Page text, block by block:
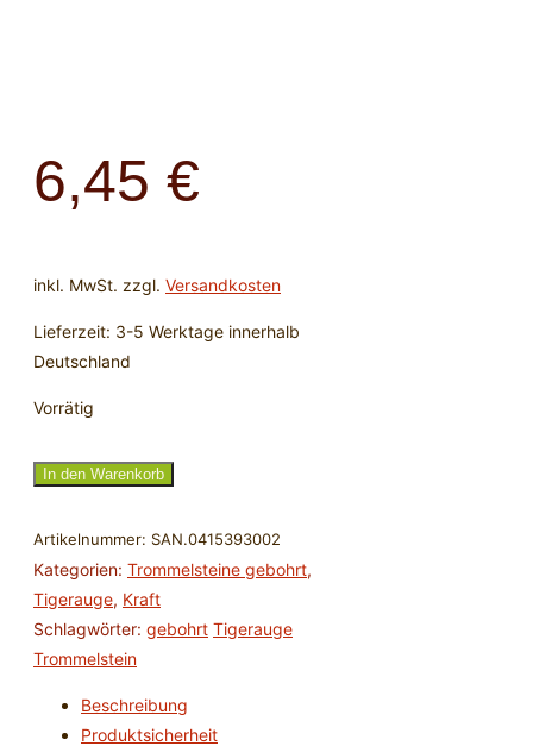
6,45 €
inkl. MwSt. zzgl. Versandkosten
Lieferzeit: 3-5 Werktage innerhalb
Deutschland
Vorrätig
Trommelstein
gebohrt
-
klein
2,5-
3
Menge
In den Warenkorb
Artikelnummer: SAN.0415393002
Kategorien: Trommelsteine gebohrt,
Tigerauge, Kraft
Schlagwörter: gebohrt Tigerauge
Trommelstein
Beschreibung
Produktsicherheit